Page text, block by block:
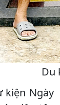
Du
kiện Ngày